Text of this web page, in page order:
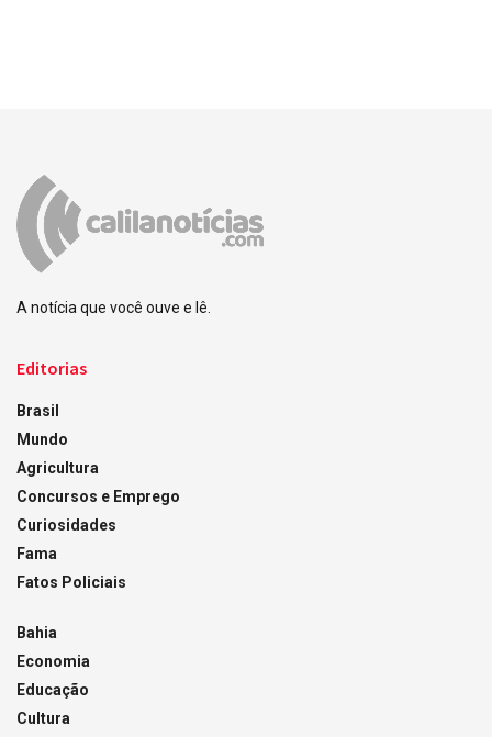
A notícia que você ouve e lê.
Editorias
Brasil
Mundo
Agricultura
Concursos e Emprego
Curiosidades
Fama
Fatos Policiais
Bahia
Economia
Educação
Cultura